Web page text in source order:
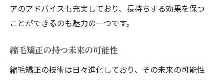
アのアドバイスも充実しており、長持ちする効果を保つ
ことができるのも魅力の一つです。
縮毛矯正の持つ未来の可能性
縮毛矯正の技術は日々進化しており、その未来の可能性